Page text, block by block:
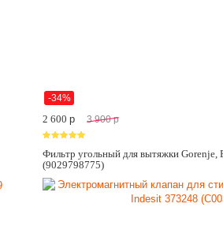
-34%
2 600p 3 900 p
Фильтр угольный для вытяжки
(9029798775)